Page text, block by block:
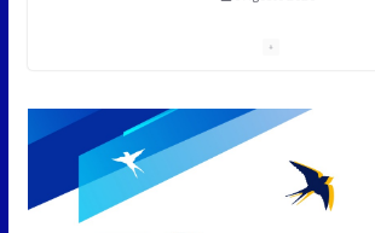
Protezione Civile
Incendi boschivi:
della fase
preallarme, dal 3